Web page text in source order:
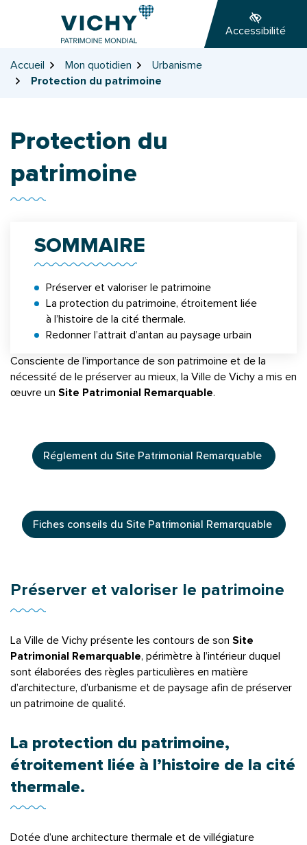
page
Accessibilité
Accueil Mon quotidien
Urbanisme
Protection du patrimoine
Protection du
patrimoine
SOMMAIRE
Préserver et valoriser le patrimoine
La protection du patrimoine, étroitement liée
à l’histoire de la cité thermale.
Redonner l’attrait d’antan au paysage urbain
Consciente de l’importance de son patrimoine et de la
nécessité de le préserver au mieux, la Ville de Vichy a mis en
œuvre un Site Patrimonial Remarquable.
Réglement du Site Patrimonial Remarquable
Fiches conseils du Site Patrimonial Remarquable
Préserver et valoriser le patrimoine
La Ville de Vichy présente les contours de son Site
Patrimonial Remarquable, périmètre à l’intérieur duquel
sont élaborées des règles particulières en matière
d’architecture, d’urbanisme et de paysage afin de préserver
un patrimoine de qualité.
La protection du patrimoine,
étroitement liée à l’histoire de la cité
thermale.
Dotée d’une architecture thermale et de villégiature